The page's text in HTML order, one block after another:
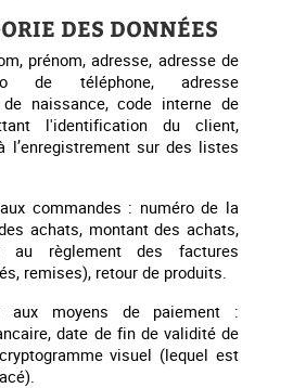
DES DONNÉES
prénom, adresse, adresse de
de téléphone, adresse
naissance, code interne de
l'identification du client,
l’enregistrement sur des listes
commandes : numéro de la
achats, montant des achats,
au règlement des factures
remises), retour de produits.
aux moyens de paiement :
date de fin de validité de
visuel (lequel est